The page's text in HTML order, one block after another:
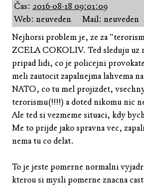
Čas: 2016-08-18 09:01:09
Web: neuveden
Mail: neuveden
Nejhorsi problem je, ze za
ZCELA COKOLIV. Ted sleduju uz
pripad lidi, co je policejni
meli zautocit zapalnejma lahvema
NATO, co tu mel projizdet,
terorismu(!!!!) a doted nikomu nic
Ale ted si vezmeme situaci, kdy
Me to prijde jako spravna vec,
nema tu co delat.
To je jeste pomerne normalni
kterou si mysli pomerne znacna